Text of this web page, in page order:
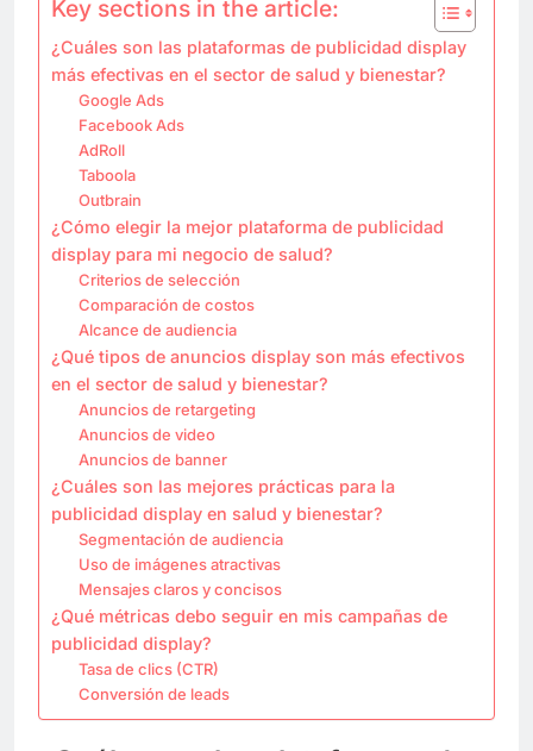
Key sections in the article:
¿Cuáles son las plataformas de publicidad display
más efectivas en el sector de salud y bienestar?
Google Ads
Facebook Ads
AdRoll
Taboola
Outbrain
¿Cómo elegir la mejor plataforma de publicidad
display para mi negocio de salud?
Criterios de selección
Comparación de costos
Alcance de audiencia
¿Qué tipos de anuncios display son más efectivos
en el sector de salud y bienestar?
Anuncios de retargeting
Anuncios de video
Anuncios de banner
¿Cuáles son las mejores prácticas para la
publicidad display en salud y bienestar?
Segmentación de audiencia
Uso de imágenes atractivas
Mensajes claros y concisos
¿Qué métricas debo seguir en mis campañas de
publicidad display?
Tasa de clics (CTR)
Conversión de leads